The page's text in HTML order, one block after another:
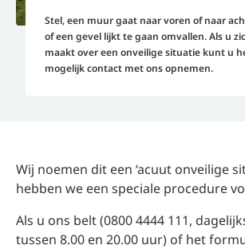
Stel, een muur gaat naar voren of naar
of een gevel lijkt te gaan omvallen. Als u
maakt over een onveilige situatie kunt u
mogelijk contact met ons opnemen.
Wij noemen dit een ‘acuut onveilige
hebben we een speciale procedure
Als u ons belt (0800 4444 111,
tussen 8.00 en 20.00 uur) of het